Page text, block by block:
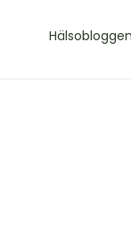
Hälsobloggen